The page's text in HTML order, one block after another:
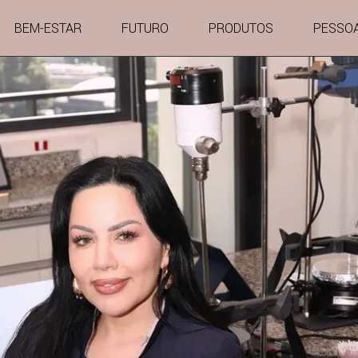
BEM-ESTAR FUTURO PRODUTOS